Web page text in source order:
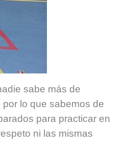
sabe más de
lo que sabemos de
para practicar en
ni las mismas